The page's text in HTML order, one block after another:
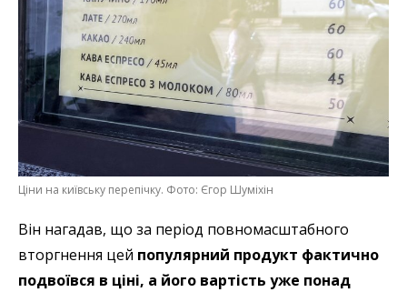
Ціни на київську перепічку. Фото: Єгор Шуміхін
Він нагадав, що за період повномасштабного
вторгнення цей популярний продукт фактично
подвоївся в ціні, а його вартість уже понад